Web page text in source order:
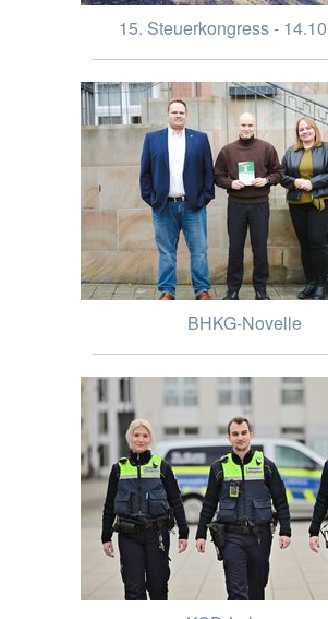
15. Steuerkongress -
BHKG-Novelle